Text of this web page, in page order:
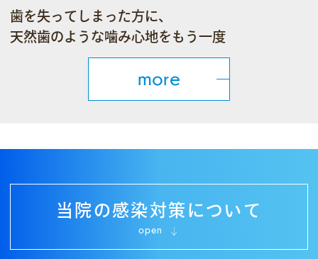
歯を失ってしまった方に、
天然歯のような噛み心地をもう一度
more
当院の感染対策について
open